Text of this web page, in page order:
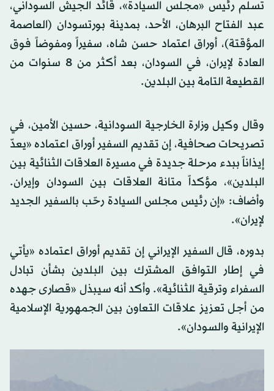
تسلم رئيس «مجلس السيادة»، قائد الجيش السوداني،
عبد الفتاح البرهان، الأحد، بمدينة بورتسودان (العاصمة
المؤقتة)، أوراق اعتماد حسن شاه، سفيراً ومفوضاً فوق
العادة لإيران، في السودان، بعد أكثر من 8 سنوات من
القطيعة التامة بين البلدين.
وقال وكيل وزارة الخارجية السودانية، حسين الأمين، في
تصريحات صحافية، إن تقديم السفير أوراق اعتماده «يعدّ
إيذاناً ببدء مرحلة جديدة في مسيرة العلاقات الثنائية بين
البلدين»، مؤكداً متانة العلاقات بين السودان وإيران.
وأضاف: «إن رئيس مجلس السيادة رحّب بالسفير الجديد
لإيران».
بدوره، قال السفير الإيراني إن تقديم أوراق اعتماده «يأتي
في إطار التوافق المشترك بين البلدين بشأن تبادل
السفراء وترقية الثنائية». وأكد أنه سيبذل «قصارى جهده
من أجل تعزيز علاقات التعاون بين الجمهورية الإسلامية
الإيرانية والسودان».